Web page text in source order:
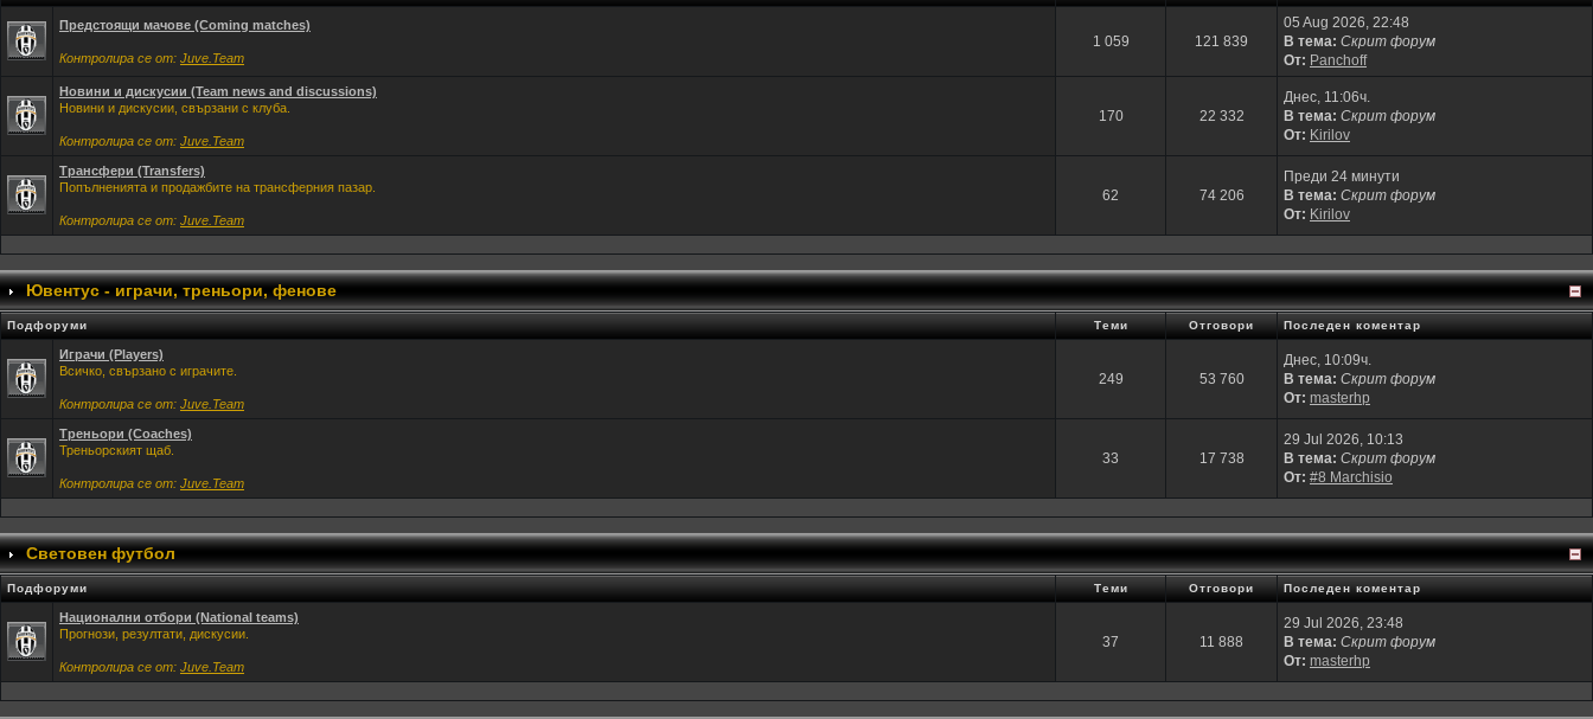
Предстоящи мачове (Coming matches)
Контролира се от: Juve.Team
1 059 121 839
05 Aug 2026, 22:48
В тема: Скрит форум
От: Panchoff
Новини и дискусии (Team news and discussions)
Новини и дискусии, свързани с клуба.
Контролира се от: Juve.Team
170 22 332
Днес, 11:06ч.
В тема: Скрит форум
От: Kirilov
Трансфери (Transfers)
Попълненията и продажбите на трансферния пазар.
Контролира се от: Juve.Team
62 74 206
Преди 24 минути
В тема: Скрит форум
От: Kirilov
Ювентус - играчи, треньори, фенове
Подфоруми Теми Отговори Последен коментар
Играчи (Players)
Всичко, свързано с играчите.
Контролира се от: Juve.Team
249 53 760
Днес, 10:09ч.
В тема: Скрит форум
От: masterhp
Треньори (Coaches)
Треньорският щаб.
Контролира се от: Juve.Team
33 17 738
29 Jul 2026, 10:13
В тема: Скрит форум
От: #8 Marchisio
Световен футбол
Подфоруми Теми Отговори Последен коментар
Национални отбори (National teams)
Прогнози, резултати, дискусии.
Контролира се от: Juve.Team
37 11 888
29 Jul 2026, 23:48
В тема: Скрит форум
От: masterhp